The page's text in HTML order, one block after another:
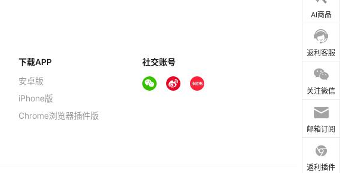
AI商品
返利客服
关注微信
邮箱订阅
返利插件
下载APP
安卓版
iPhone版
Chrome浏览器插件版
社交账号